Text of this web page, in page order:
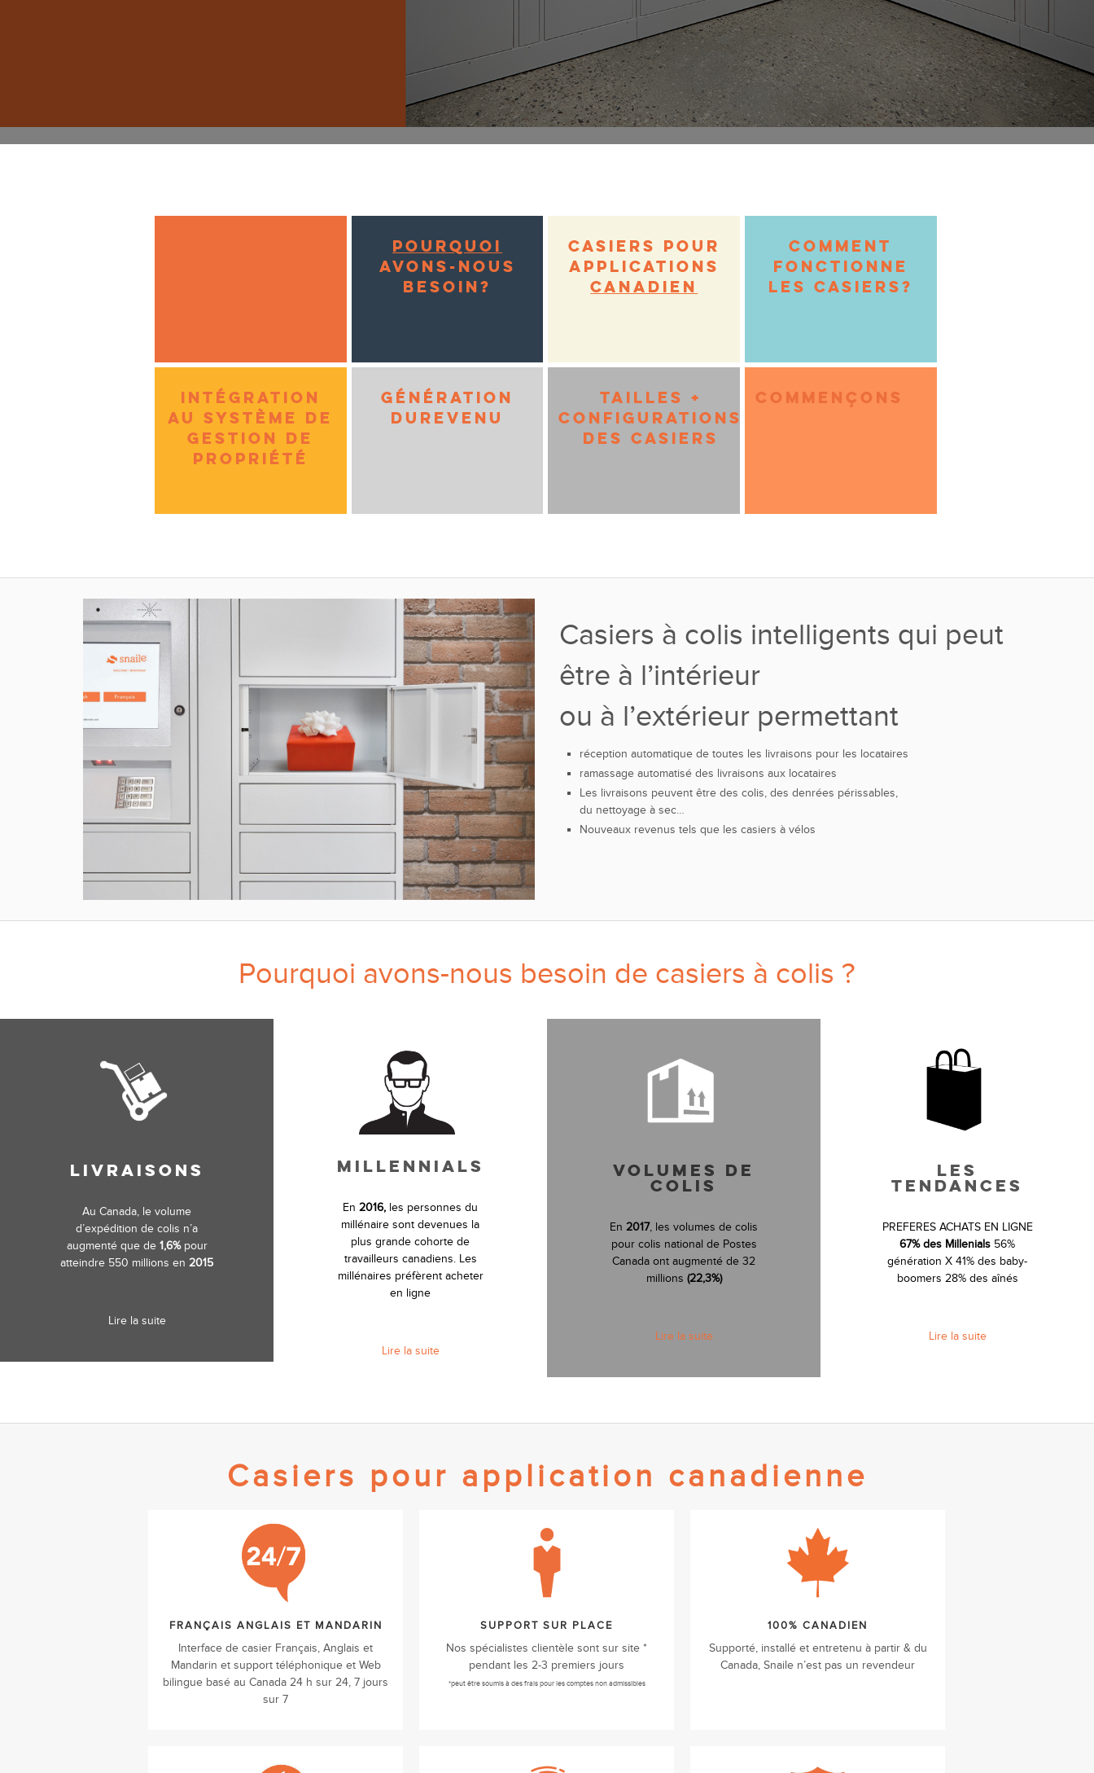
POURQUOI
AVONS-NOUS
BESOIN?
CASIERS POUR
APPLICATIONS
CANADIEN
COMMENT
FONCTIONNE
LES CASIERS?
INTÉGRATION
AU SYSTÈME DE
GESTION DE
PROPRIÉTÉ
GÉNÉRATION
DUREVENU
TAILLES +
CONFIGURATIONS
DES CASIERS
COMMENÇONS
Casiers à colis intelligents qui peut
être à l’intérieur
ou à l’extérieur permettant
réception automatique de toutes les livraisons pour les locataires
ramassage automatisé des livraisons aux locataires
Les livraisons peuvent être des colis, des denrées périssables,
du nettoyage à sec…
Nouveaux revenus tels que les casiers à vélos
Pourquoi avons-nous besoin de casiers à colis ?
LIVRAISONS
Au Canada, le volume
d’expédition de colis n’a
augmenté que de1,6%pour
atteindre 550 millions en 2015
Lire la suite
MILLENNIALS
En 2016, les personnes du
millénaire sont devenues la
plus grande cohorte de
travailleurs canadiens. Les
millénaires préfèrent acheter
en ligne
Lire la suite
VOLUMES DE
COLIS
En 2017, les volumes de colis
pour colis national de Postes
Canada ont augmenté de 32
millions (22,3%)
Lire la suite
LES
TENDANCES
PREFERES ACHATS EN LIGNE
67% des Millenials 56%
génération X 41% des baby-
boomers 28% des aînés
Lire la suite
Casiers pour application canadienne
FRANÇAIS ANGLAIS ET MANDARIN
Interface de casier Français, Anglais et
Mandarin et support téléphonique et Web
bilingue basé au Canada 24 h sur 24, 7 jours
sur 7
SUPPORT SUR PLACE
Nos spécialistes clientèle sont sur site *
pendant les 2-3 premiers jours
*peut être soumis à des frais pour les comptes non admissibles
100% CANADIEN
Supporté, installé et entretenu à partir & du
Canada, Snaile n’est pas un revendeur